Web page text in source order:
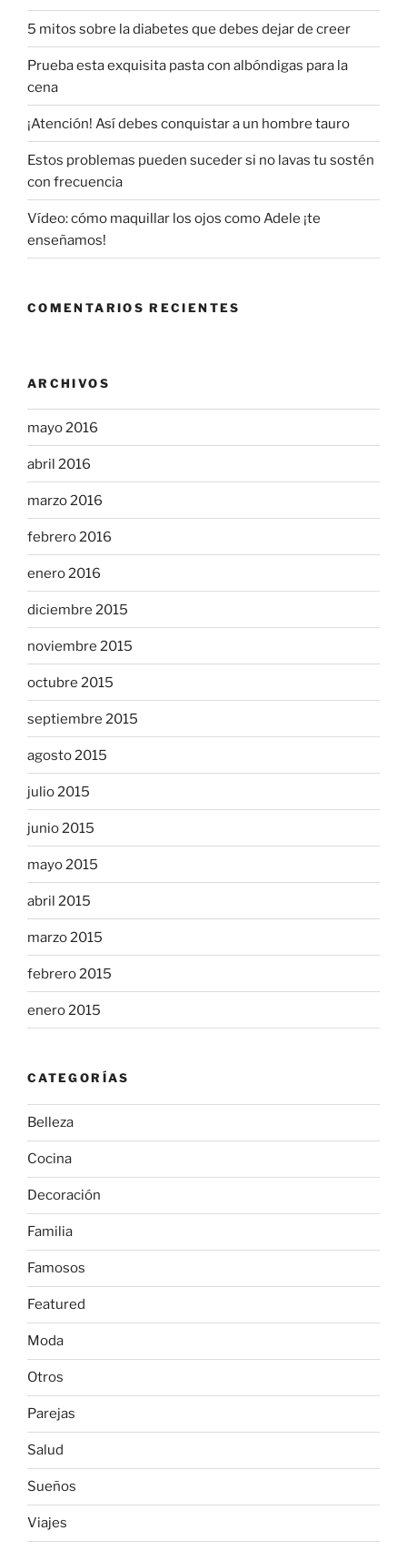
5 mitos sobre la diabetes que debes dejar de creer
Prueba esta exquisita pasta con albóndigas para la
cena
¡Atención! Así debes conquistar a un hombre tauro
Estos problemas pueden suceder si no lavas tu sostén
con frecuencia
Vídeo: cómo maquillar los ojos como Adele ¡te
enseñamos!
COMENTARIOS RECIENTES
ARCHIVOS
mayo 2016
abril 2016
marzo 2016
febrero 2016
enero 2016
diciembre 2015
noviembre 2015
octubre 2015
septiembre 2015
agosto 2015
julio 2015
junio 2015
mayo 2015
abril 2015
marzo 2015
febrero 2015
enero 2015
CATEGORÍAS
Belleza
Cocina
Decoración
Familia
Famosos
Featured
Moda
Otros
Parejas
Salud
Sueños
Viajes